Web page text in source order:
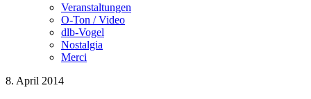
Veranstaltungen
O-Ton / Video
dlb-Vogel
Nostalgia
Merci
8. April 2014